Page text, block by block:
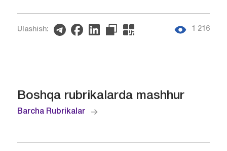
Ulashish: 1 216
Boshqa rubrikalarda mashhur
Barcha Rubrikalar